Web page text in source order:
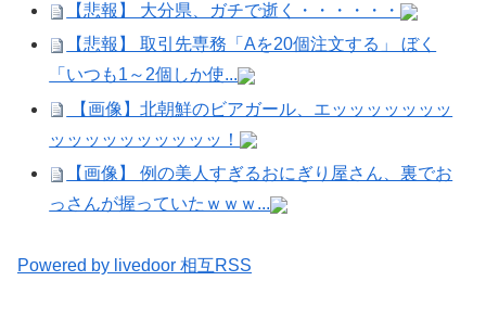
【悲報】 大分県、ガチで逝く・・・・・・
【悲報】 取引先専務「Aを20個注文する」 ぼく
「いつも1～2個しか使...
【画像】北朝鮮のビアガール、エッッッッッッッ
ッッッッッッッッッッ！
【画像】 例の美人すぎるおにぎり屋さん、裏でお
っさんが握っていたｗｗｗ...
Powered by livedoor 相互RSS